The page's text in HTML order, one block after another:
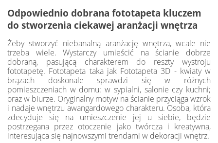
Odpowiednio dobrana fototapeta kluczem
do stworzenia ciekawej aranżacji wnętrza
Żeby stworzyć niebanalną aranżację wnętrza, wcale nie
trzeba wiele. Wystarczy umieścić na ścianie dobrze
dobraną, pasującą charakterem do reszty wystroju
fototapetę. Fototapeta taka jak Fototapeta 3D - kwiaty w
brązach doskonale sprawdzi się w różnych
pomieszczeniach w domu: w sypialni, salonie czy kuchni;
oraz w biurze. Oryginalny motyw na ścianie przyciąga wzrok
i nadaje wnętrzu awangardowego charakteru. Osoba, która
zdecyduje się na umieszczenie jej u siebie, będzie
postrzegana przez otoczenie jako twórcza i kreatywna,
interesująca się najnowszymi trendami w dekoracji wnętrz.